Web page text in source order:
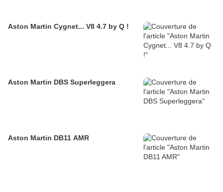
Aston Martin Cygnet... V8 4.7 by Q !
Aston Martin DBS Superleggera
Aston Martin DB11 AMR